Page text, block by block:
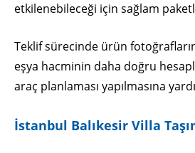
etkilenebileceği için sağlam
Teklif sürecinde ürün
eşya hacminin daha doğru
araç planlaması yapılmasına
İstanbul Balıkesir Villa